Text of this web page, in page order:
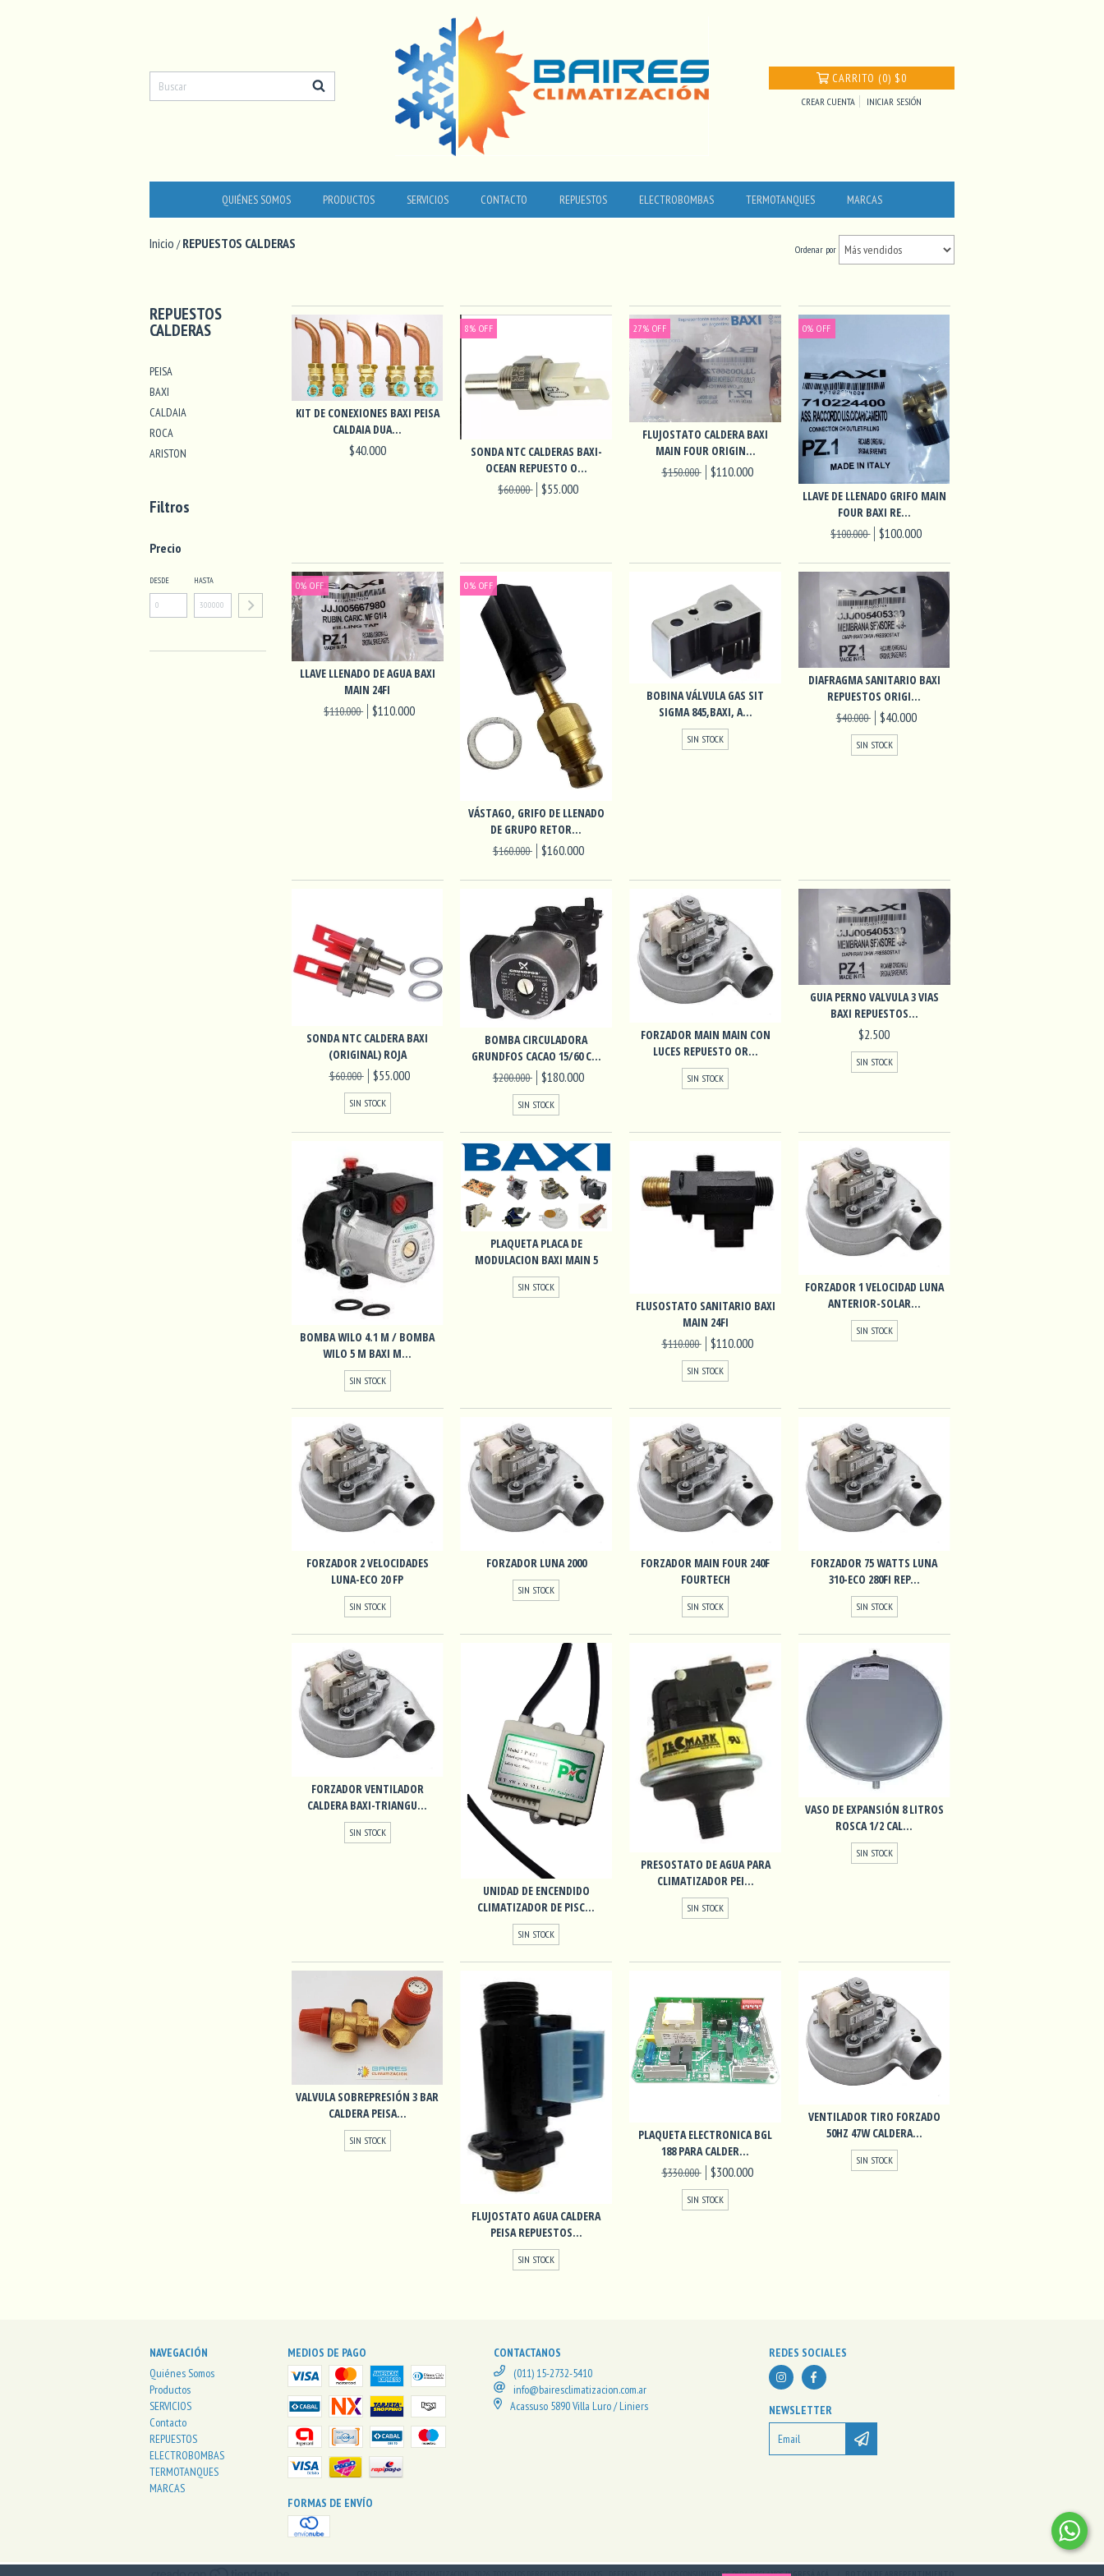
CARRITO (0) $0
CREAR CUENTA INICIAR SESIÓN
QUIÉNES SOMOS PRODUCTOS SERVICIOS CONTACTO REPUESTOS ELECTROBOMBAS TERMOTANQUES MARCAS
Inicio / REPUESTOS CALDERAS Ordenar por
REPUESTOS
CALDERAS
PEISA
BAXI
CALDAIA
ROCA
ARISTON
Filtros
Precio
DESDE HASTA
KIT DE CONEXIONES BAXI PEISA
CALDAIA DUA...
$40.000
8% OFF
SONDA NTC CALDERAS BAXI-
OCEAN REPUESTO O...
$60.000 $55.000
27% OFF
FLUJOSTATO CALDERA BAXI
MAIN FOUR ORIGIN...
$150.000 $110.000
0%OFF
LLAVE DE LLENADO GRIFO MAIN
FOUR BAXI RE...
$100.000 $100.000
0%OFF
LLAVE LLENADO DE AGUA BAXI
MAIN 24FI
$110.000 $110.000
0% OFF
VÁSTAGO, GRIFO DE LLENADO
DE GRUPO RETOR...
$160.000 $160.000
BOBINA VÁLVULA GAS SIT
SIGMA 845,BAXI, A...
SIN STOCK
DIAFRAGMA SANITARIO BAXI
REPUESTOS ORIGI...
$40.000 $40.000
SIN STOCK
SONDA NTC CALDERA BAXI
(ORIGINAL) ROJA
$60.000 $55.000
SIN STOCK
BOMBA CIRCULADORA
GRUNDFOS CACAO 15/60 C...
$200.000 $180.000
SIN STOCK
FORZADOR MAIN MAIN CON
LUCES REPUESTO OR...
SIN STOCK
GUIA PERNO VALVULA 3 VIAS
BAXI REPUESTOS...
$2.500
SIN STOCK
BOMBA WILO 4.1 M / BOMBA
WILO 5 M BAXI M...
SIN STOCK
PLAQUETA PLACA DE
MODULACION BAXI MAIN 5
SIN STOCK
FLUSOSTATO SANITARIO BAXI
MAIN 24FI
$110.000 $110.000
SIN STOCK
FORZADOR 1 VELOCIDAD LUNA
ANTERIOR-SOLAR...
SIN STOCK
FORZADOR 2 VELOCIDADES
LUNA-ECO 20 FP
SIN STOCK
FORZADOR LUNA 2000
SIN STOCK
FORZADOR MAIN FOUR 240F
FOURTECH
SIN STOCK
FORZADOR 75 WATTS LUNA
310-ECO 280FI REP...
SIN STOCK
FORZADOR VENTILADOR
CALDERA BAXI-TRIANGU...
SIN STOCK
UNIDAD DE ENCENDIDO
CLIMATIZADOR DE PISC...
SIN STOCK
PRESOSTATO DE AGUA PARA
CLIMATIZADOR PEI...
SIN STOCK
VASO DE EXPANSIÓN 8 LITROS
ROSCA 1/2 CAL...
SIN STOCK
VALVULA SOBREPRESIÓN 3 BAR
CALDERA PEISA...
SIN STOCK
FLUJOSTATO AGUA CALDERA
PEISA REPUESTOS...
SIN STOCK
PLAQUETA ELECTRONICA BGL
188 PARA CALDER...
$330.000 $300.000
SIN STOCK
VENTILADOR TIRO FORZADO
50HZ 47W CALDERA...
SIN STOCK
NAVEGACIÓN
Quiénes Somos
Productos
SERVICIOS
Contacto
REPUESTOS
ELECTROBOMBAS
TERMOTANQUES
MARCAS
MEDIOS DE PAGO
FORMAS DE ENVÍO
CONTACTANOS
(011) 15-2732-5410
info@bairesclimatizacion.com.ar
Acassuso 5890 Villa Luro / Liniers
REDES SOCIALES
NEWSLETTER